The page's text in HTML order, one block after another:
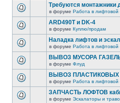
Требуются
в форуме Работа в лифтовой
ARD490T и DK-4
в форуме Куплю/продам
Наладка лифтов и
в форуме Работа в лифтовой
ВЫВОЗ МУСОРА
в форуме Флуд
ВЫВОЗ ПЛАСТИКОВЫХ
в форуме Работа в лифтовой
ЗАПЧАСТЬ ЛОФТОВ
в форуме Эскалаторы и